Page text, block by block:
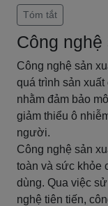
Tóm tắt
Công
Công nghệ sản
quá trình sản
nhằm đảm bảo
giảm thiểu ô
người.
Công nghệ sản
toàn và sức khỏe
dùng. Qua việc
nghệ tiên tiến,